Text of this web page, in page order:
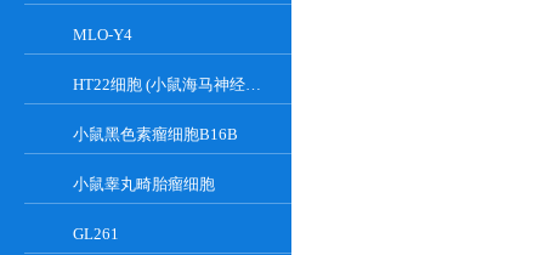
MLO-Y4
HT22细胞 (小鼠海马神经元细胞) (STR鉴定正确)
小鼠黑色素瘤细胞B16B
小鼠睾丸畸胎瘤细胞
GL261